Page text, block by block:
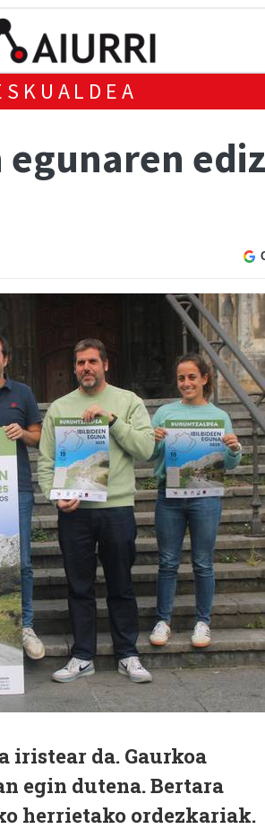
iristear da. Gaurkoa
egin dutena. Bertara
herrietako ordezkariak.